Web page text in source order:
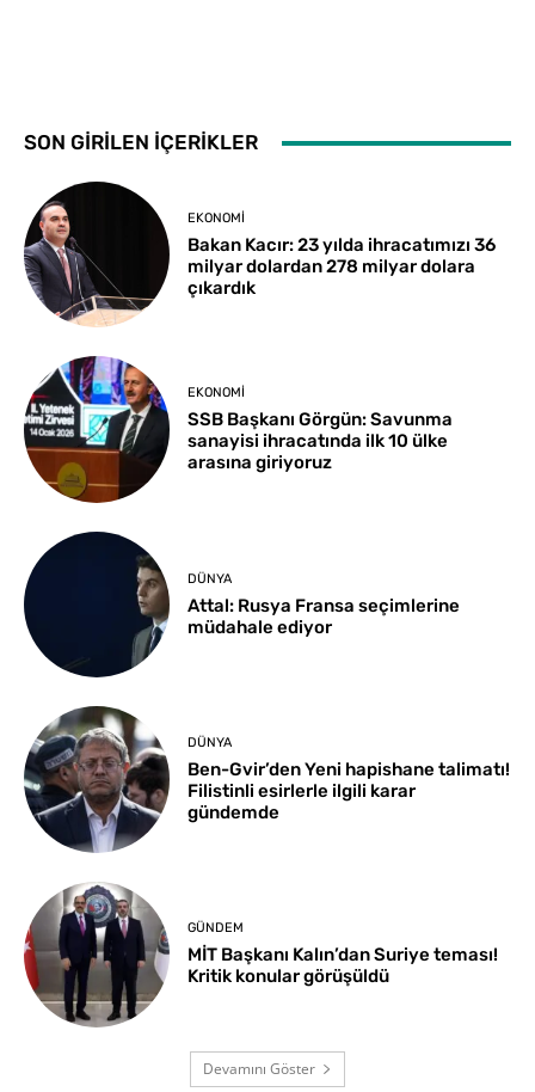
SON GİRİLEN İÇERİKLER
EKONOMI
Bakan Kacır: 23 yılda ihracatımızı 36
milyar dolardan 278 milyar dolara
çıkardık
EKONOMI
SSB Başkanı Görgün: Savunma
sanayisi ihracatında ilk 10 ülke
arasına giriyoruz
DÜNYA
Attal: Rusya Fransa seçimlerine
müdahale ediyor
DÜNYA
Ben-Gvir’den Yeni hapishane talimatı!
Filistinli esirlerle ilgili karar
gündemde
GÜNDEM
MİT Başkanı Kalın’dan Suriye teması!
Kritik konular görüşüldü
Devamını Göster